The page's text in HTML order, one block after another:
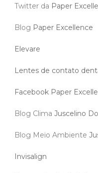
Twitter da Paper
Blog Paper Excellence
Elevare
Lentes de contato
Facebook Paper
Blog Clima Juscelino
Blog Meio Ambiente
Invisalign